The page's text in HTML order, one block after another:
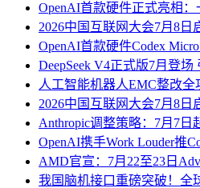
OpenAI首款硬件正式亮相
2026中国互联网大会7月8
OpenAI首款硬件Codex
DeepSeek V4正式版7月登
人工智能机器人EMC整改
2026中国互联网大会7月8
Anthropic调整策略：7月7日
OpenAI携手Work Louder推
AMD官宣：7月22至23日
我国脑机接口重磅突破！全